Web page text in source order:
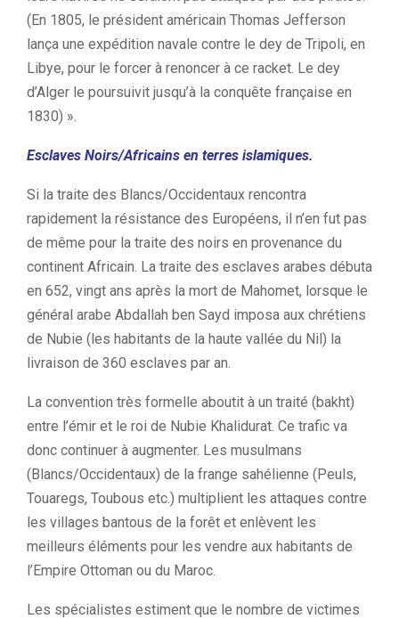
(En 1805, le président américain Thomas Jefferson
lança une expédition navale contre le dey de Tripoli, en
Libye, pour le forcer à renoncer à ce racket. Le dey
d’Alger le poursuivit jusqu’à la conquête française en
1830) ».
Esclaves Noirs/Africains en terres islamiques.
Si la traite des Blancs/Occidentaux rencontra
rapidement la résistance des Européens, il n’en fut pas
de même pour la traite des noirs en provenance du
continent Africain. La traite des esclaves arabes débuta
en 652, vingt ans après la mort de Mahomet, lorsque le
général arabe Abdallah ben Sayd imposa aux chrétiens
de Nubie (les habitants de la haute vallée du Nil) la
livraison de 360 ​​esclaves par an.
La convention très formelle aboutit à un traité (bakht)
entre l’émir et le roi de Nubie Khalidurat. Ce trafic va
donc continuer à augmenter. Les musulmans
(Blancs/Occidentaux) de la frange sahélienne (Peuls,
Touaregs, Toubous etc.) multiplient les attaques contre
les villages bantous de la forêt et enlèvent les
meilleurs éléments pour les vendre aux habitants de
l’Empire Ottoman ou du Maroc.
Les spécialistes estiment que le nombre de victimes